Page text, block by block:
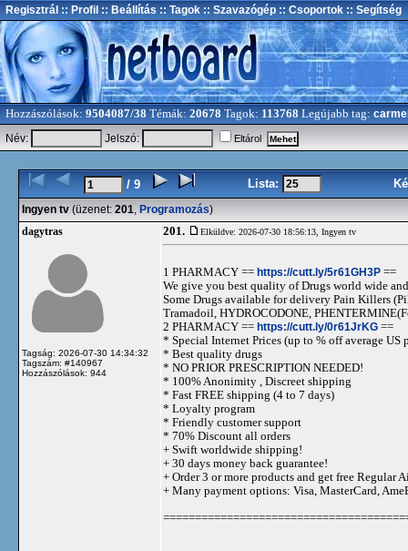
Regisztrál :: Profil :: Beállítás :: Tagok :: Szavazógép :: Csoportok :: Segítség
Hozzászólások: 9504087/38 Témák: 20678 Tagok: 113768 Legújabb tag:
Név:
Jelszó: Eltárol
/ 9 Lista:
Ingyen tv (üzenet: 201, Programozás)
dagytras
Tagság: 2026-07-30 14:34:32
Tagszám: #140967
Hozzászólások: 944
201. Elküldve: 2026-07-30 18:56:13, Ingyen tv
1 PHARMACY == https://cutt.ly/5r61GH3P ==
We give you best quality of Drugs world wide
Some Drugs available for delivery Pain Killers
Tramadoil, HYDROCODONE,
2 PHARMACY == https://cutt.ly/0r61JrKG ==
* Special Internet Prices (up to % off average US
* Best quality drugs
* NO PRIOR PRESCRIPTION NEEDED!
* 100% Anonimity , Discreet shipping
* Fast FREE shipping (4 to 7 days)
* Loyalty program
* Friendly customer support
* 70% Discount all orders
+ Swift worldwide shipping!
+ 30 days money back guarantee!
+ Order 3 or more products and get free Regular
+ Many payment options: Visa, MasterCard,